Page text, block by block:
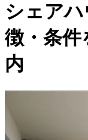
シェア
徴・条
内